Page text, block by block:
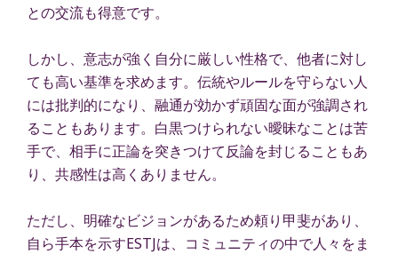
との交流も得意です。
しかし、意志が強く自分に厳しい性格で、他者に対し
ても高い基準を求めます。伝統やルールを守らない人
には批判的になり、融通が効かず頑固な面が強調され
ることもあります。白黒つけられない曖昧なことは苦
手で、相手に正論を突きつけて反論を封じることもあ
り、共感性は高くありません。
ただし、明確なビジョンがあるため頼り甲斐があり、
自ら手本を示すESTJは、コミュニティの中で人々をま